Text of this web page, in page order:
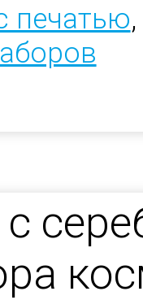
печатью,